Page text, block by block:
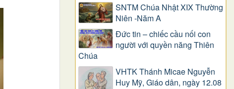
SNTM Chúa Nhật XIX Thường
Niên -Năm A
Đức tin – chiếc cầu nối con
người với quyền năng Thiên
Chúa
VHTK Thánh Micae Nguyễn
Huy Mỹ, Giáo dân, ngày 12.08